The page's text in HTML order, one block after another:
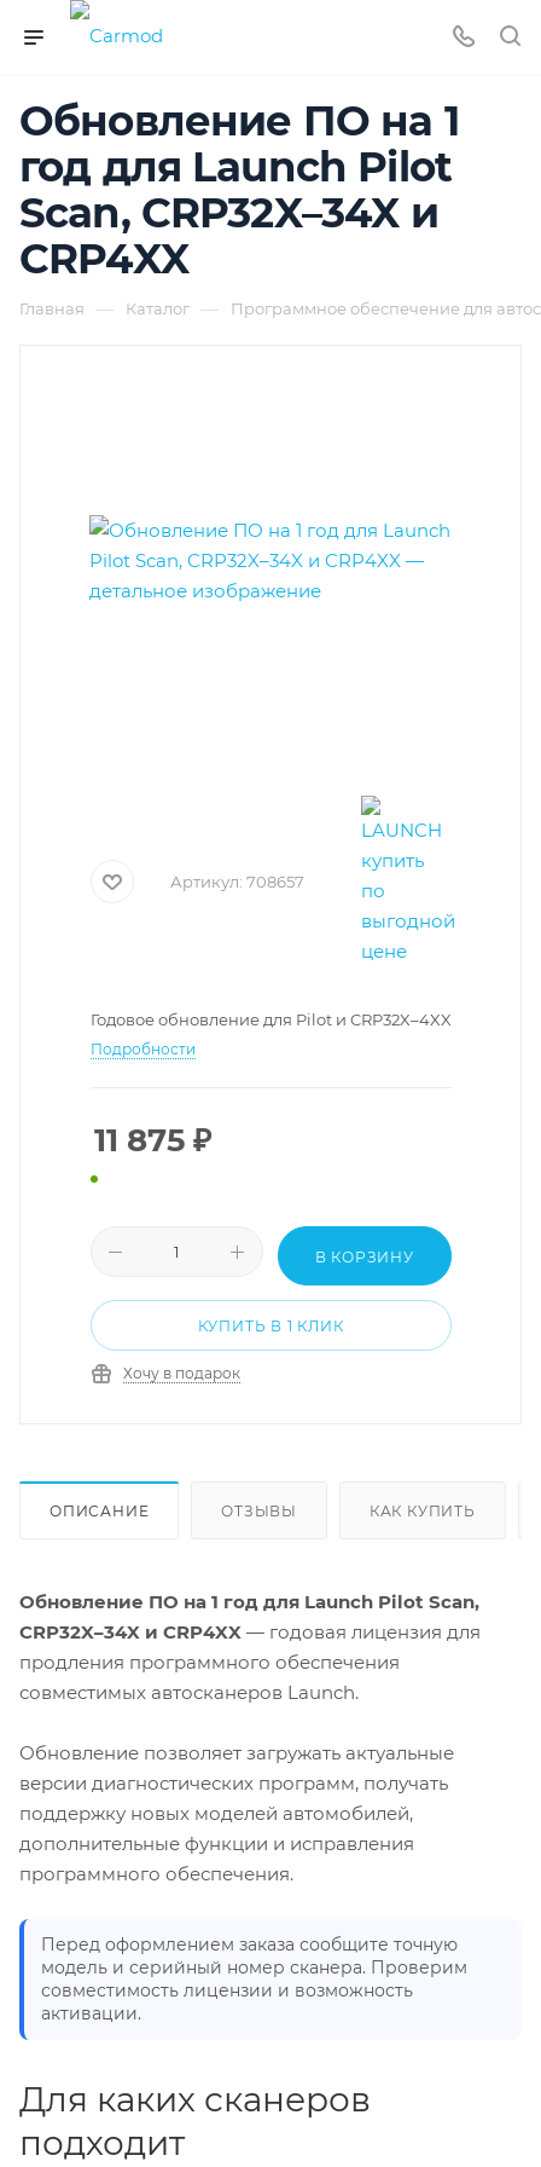
Обновление ПО на 1
год для Launch Pilot
Scan, CRP32X–34X и
CRP4XX
Главная — Каталог — Программное обеспечение для
Артикул: 708657
Годовое обновление для Pilot и CRP32X–4XX
Подробности
11 875₽
В КОРЗИНУ
КУПИТЬ В 1 КЛИК
Хочу в подарок
ОПИСАНИЕ ОТЗЫВЫ КАК КУПИТЬ
Обновление ПО на 1 год для Launch Pilot Scan,
CRP32X–34X и CRP4XX — годовая лицензия для
продления программного обеспечения
совместимых автосканеров Launch.
Обновление позволяет загружать актуальные
версии диагностических программ, получать
поддержку новых моделей автомобилей,
дополнительные функции и исправления
программного обеспечения.
Перед оформлением заказа сообщите точную
модель и серийный номер сканера. Проверим
совместимость лицензии и возможность
активации.
Для каких сканеров
подходит